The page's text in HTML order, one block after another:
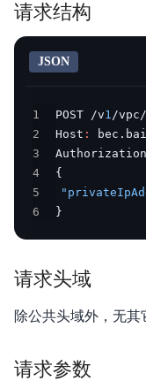
功能发布记录
产品定价
快速入门
操作指南
API 1.0参考
API 2.0参考
请求结构
JSON
1 POST /v1 /
2
Host :
3
Authorization
4
{
5
6
}
请求头域
除公共头域外，无其
请求参数